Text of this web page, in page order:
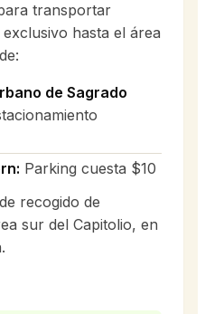
transportar
hasta el área
de Sagrado
Parking cuesta $10
recogido de
sur del Capitolio, en